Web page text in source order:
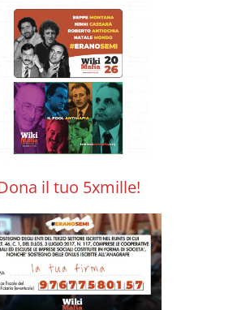
il tuo 5xmille!